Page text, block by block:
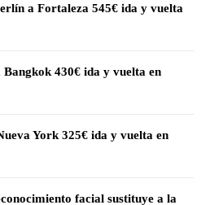
a Fortaleza 545€ ida y vuelta
Bangkok 430€ ida y vuelta en
York 325€ ida y vuelta en
facial sustituye a la